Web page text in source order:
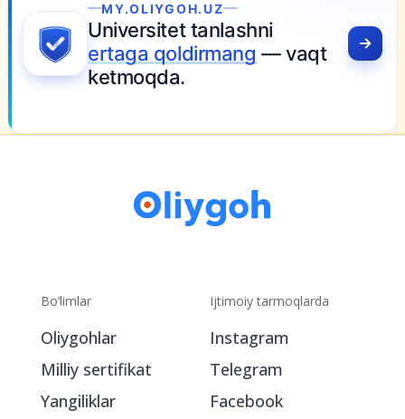
Bo‘limlar Ijtimoiy tarmoqlarda